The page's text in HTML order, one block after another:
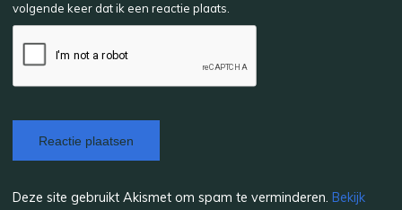
volgende keer dat ik een reactie plaats.
Deze site gebruikt Akismet om spam te verminderen.Bekijk